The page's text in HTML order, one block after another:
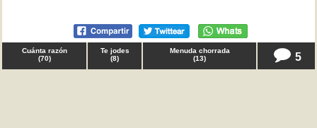
Cuánta razón
(70)
Te jodes
(8)
Menuda chorrada
(13) 5